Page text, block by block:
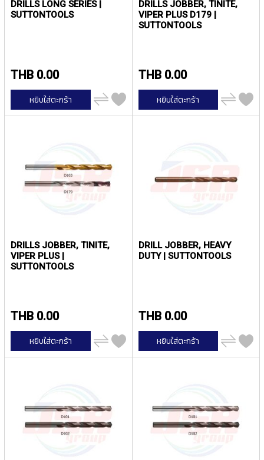
F
N
D
H
O
Y
A
S
P
I
F
U
T
P
F
DRILLS LONG SERIES |
SUTTONTOOLS
THB 0.00
หยิบใส่ตะกร้า
เพิ่ม
ไป
DRILLS JOBBER, TINITE,
VIPER PLUS D179 |
SUTTONTOOLS
THB 0.00
หยิบใส่ตะกร้า
เพิ่ม
ไป
DRILLS JOBBER, TINITE,
VIPER PLUS |
SUTTONTOOLS
THB 0.00
หยิบใส่ตะกร้า
เพิ่ม
ไป
DRILL JOBBER, HEAVY
DUTY | SUTTONTOOLS
THB 0.00
หยิบใส่ตะกร้า
เพิ่ม
ไป